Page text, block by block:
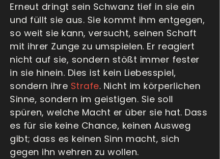
Erneut dringt sein Schwanz tief in sie ein
und füllt sie aus. Sie kommt ihm entgegen,
so weit sie kann, versucht, seinen Schaft
mit ihrer Zunge zu umspielen. Er reagiert
nicht auf sie, sondern stößt immer fester
in sie hinein. Dies ist kein Liebesspiel,
sondern ihre Strafe. Nicht im körperlichen
Sinne, sondern im geistigen. Sie soll
spüren, welche Macht er über sie hat. Dass
es für sie keine Chance, keinen Ausweg
gibt; dass es keinen Sinn macht, sich
gegen ihn wehren zu wollen.